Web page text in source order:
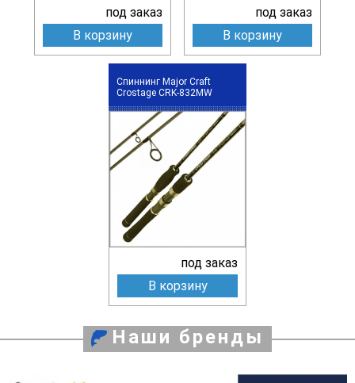
под заказ
В корзину
под заказ
В корзину
Спиннинг Major Craft
Crostage CRK-832MW
под заказ
В корзину
Наши бренды